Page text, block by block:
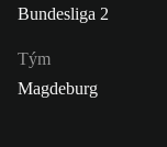
Bundesliga 2
Tým
Magdeburg